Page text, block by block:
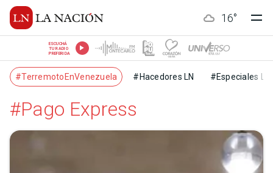
16°
ESCUCHÁ
TU RADIO
PREFERIDA
#TerremotoEnVenezuela #Hacedores LN #Especiales LN
#Pago Express